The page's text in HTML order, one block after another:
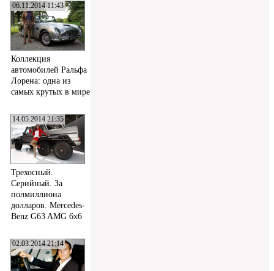
06.11.2014 11:43
Коллекция
автомобилей Ральфа
Лорена: одна из
самых крутых в мире
14.05.2014 21:35
Трехосный.
Серийный. За
полмиллиона
долларов. Mercedes-
Benz G63 AMG 6x6
02.03.2014 21:14